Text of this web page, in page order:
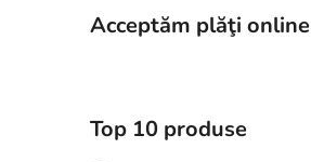
Acceptăm plăţi online
Top 10 produse